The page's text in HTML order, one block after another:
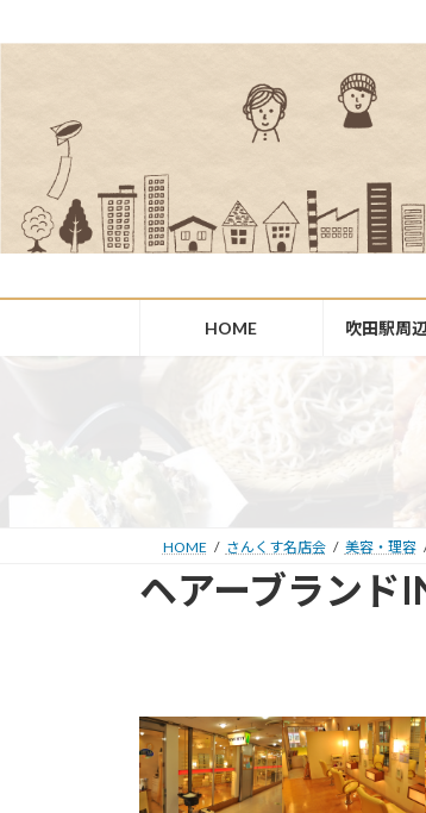
ン
ビ
HOME 吹田駅周
HOME さんくす名店会 美容・理容
ヘアーブランド